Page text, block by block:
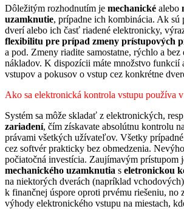
Dôležitým rozhodnutím je mechanické alebo
uzamknutie, prípadne ich kombinácia. Ak sú
dverí alebo ich časť riadené elektronicky,
flexibilitu pre prípad zmeny prístupových
a pod. Zmeny riadite samostatne, rýchlo a bez
nákladov. K dispozícii máte množstvo funkcií
vstupov a pokusov o vstup cez konkrétne
Ako sa elektronická kontrola vstupu používa v
Systém sa môže skladať z elektronických,
zariadení, čím získavate absolútnu kontrolu
právami všetkých užívateľov. Všetky
cez softvér prakticky bez obmedzenia.
počiatočná investícia. Zaujímavým prístupom
mechanického uzamknutia s eletronickou
na niektorých dverách (napríklad
k finančnej úspore oproti prvému riešeniu, no
výhody elektronického vstupu na miestach,